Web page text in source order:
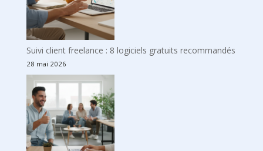
Suivi client freelance : 8 logiciels gratuits recommandés
28 mai 2026